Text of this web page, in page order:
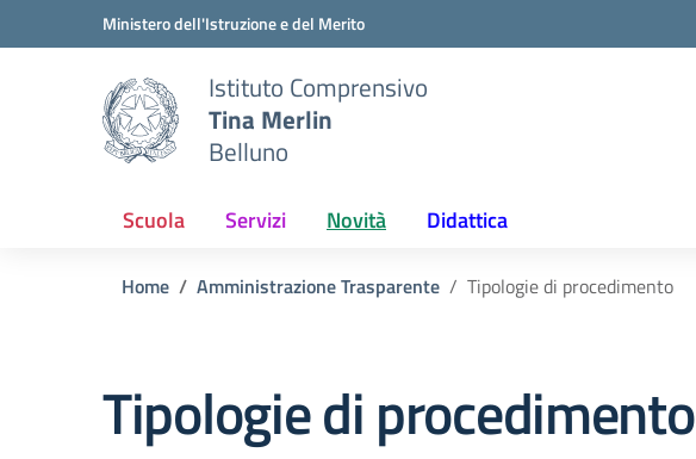
Vai ai contenuti
Vai al menu di navigazioneMinistero dell'Istruzione e del Merito
Istituto Comprensivo
Tina Merlin
Belluno
Scuola Servizi Novità Didattica
Home Amministrazione Trasparente Tipologie di procedimento
Tipologie di procedimento